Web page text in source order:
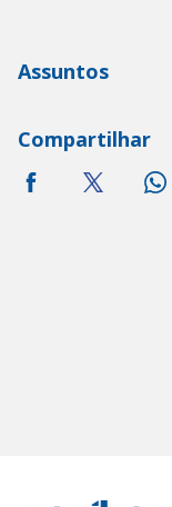
Assuntos
Compartilhar